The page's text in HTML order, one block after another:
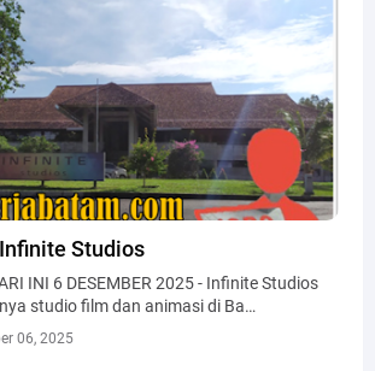
Studios
INI 6 DESEMBER 2025 - Infinite Studios
studio film dan animasi di Ba…
06, 2025